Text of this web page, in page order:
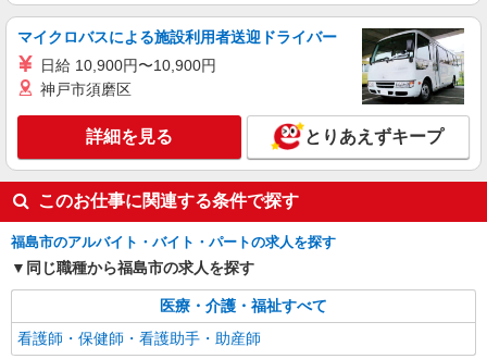
時給1,200円 ★週払いOK（規定あり） ※給与
幅は経験・能力による
福島県福島市 【最寄駅】JR東北本線「金谷
キープ 詳細を見る
アルバイト パート 派遣社員
日研トータルソーシング株式会社 メディカルケア事業部/仙台オフィ
ス【看護助手】
看護助手（ナースエイド）
時給1,200円 ★週払いOK（規定あり） ※給与
幅は経験・能力による
福島県福島市 【最寄駅】JR東北本線「金谷
川」駅
マイクロバスによる施設利用者送迎ドライバー
日給 10,900円〜10,900円
神戸市須磨区
詳細を見る とりあえずキープ
このお仕事に関連する条件で探す
福島市のアルバイト・バイト・パートの求人を探す
同じ職種から福島市の求人を探す
医療・介護・福祉すべて
看護師・保健師・看護助手・助産師